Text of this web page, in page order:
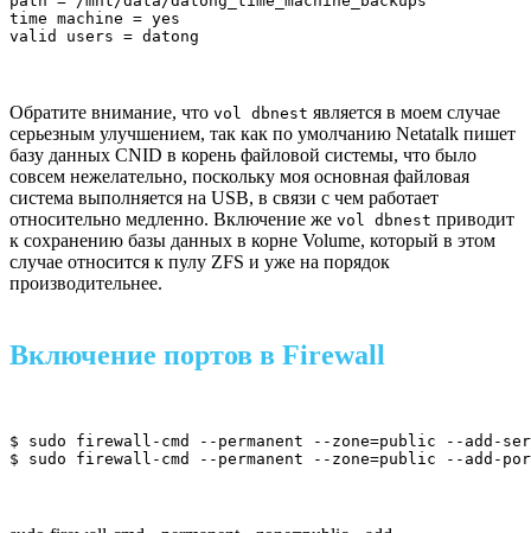
time machine = yes
valid users = datong
Обратите внимание, что vol dbnest является в моем случае
серьезным улучшением, так как по умолчанию Netatalk пишет
базу данных CNID в корень файловой системы, что было
совсем нежелательно, поскольку моя основная файловая
система выполняется на USB, в связи с чем работает
относительно медленно. Включение же vol dbnest приводит
к сохранению базы данных в корне Volume, который в этом
случае относится к пулу ZFS и уже на порядок
производительнее.
Включение портов в Firewall
$ sudo firewall-cmd --permanent --zone=public --add-
$ sudo firewall-cmd --permanent --zone=public --add-